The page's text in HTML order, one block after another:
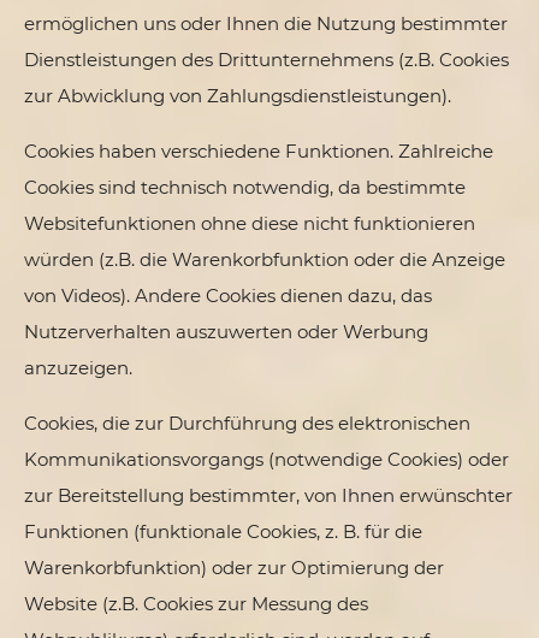
ermöglichen uns oder Ihnen die Nutzung bestimmter
Dienstleistungen des Drittunternehmens (z.B. Cookies
zur Abwicklung von Zahlungsdienstleistungen).
Cookies haben verschiedene Funktionen. Zahlreiche
Cookies sind technisch notwendig, da bestimmte
Websitefunktionen ohne diese nicht funktionieren
würden (z.B. die Warenkorbfunktion oder die Anzeige
von Videos). Andere Cookies dienen dazu, das
Nutzerverhalten auszuwerten oder Werbung
anzuzeigen.
Cookies, die zur Durchführung des elektronischen
Kommunikationsvorgangs (notwendige Cookies) oder
zur Bereitstellung bestimmter, von Ihnen erwünschter
Funktionen (funktionale Cookies, z. B. für die
Warenkorbfunktion) oder zur Optimierung der
Website (z.B. Cookies zur Messung des